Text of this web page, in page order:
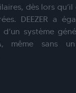
dès lors
DEEZER a
système
même sans